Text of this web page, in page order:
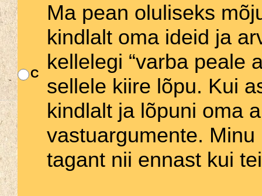
C
Ma pean oluliseks
kindlalt oma ideid ja
kellelegi “varba peale
sellele kiire lõpu. Kui
kindlalt ja lõpuni oma
vastuargumente.
tagant nii ennast kui